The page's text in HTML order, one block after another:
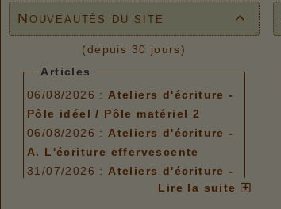

Nouveautés du site
(depuis 30 jours)
Articles
06/08/2026 : Ateliers d'écriture -
Pôle idéel / Pôle matériel 2
06/08/2026 : Ateliers d'écriture -
A. L'écriture effervescente
31/07/2026 : Ateliers d'écriture -
Lire la suite